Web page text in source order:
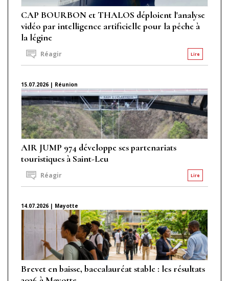
CAP BOURBON et THALOS déploient l'analyse
vidéo par intelligence artificielle pour la pêche à
la légine
Lire
Réagir
15.07.2026 | Réunion
AIR JUMP 974 développe ses partenariats
touristiques à Saint-Leu
Lire
Réagir
14.07.2026 | Mayotte
Brevet en baisse, baccalauréat stable : les résultats